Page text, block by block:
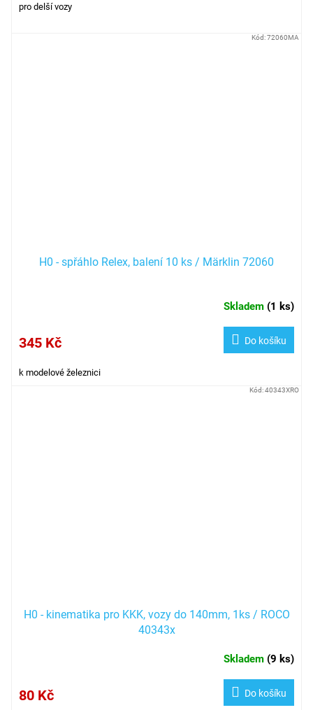
pro delší vozy
H0 - spřáhlo Relex, balení 10 ks / Märklin 72060
Skladem (1 ks)
345 Kč Do košíku
k modelové železnici
Kód:72060MA
H0 - kinematika pro KKK, vozy do 140mm, 1ks / ROCO
40343x
Skladem (9 ks)
80 Kč Do košíku
Kód:40343XRO